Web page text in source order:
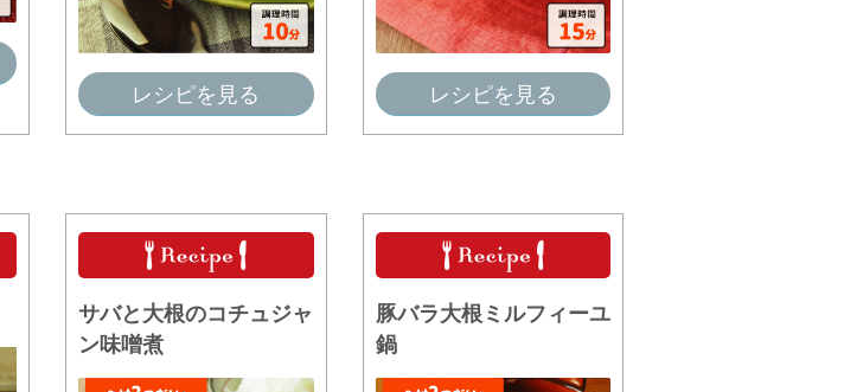
レシピを見る レシピを見る
サバと大根のコチュジャ
ン味噌煮
豚バラ大根ミルフィーユ
鍋